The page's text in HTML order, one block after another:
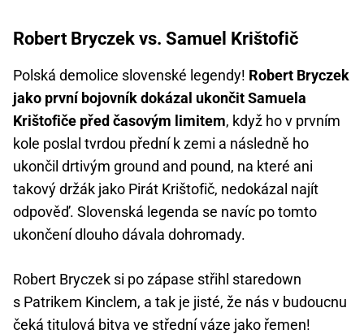
Robert Bryczek vs. Samuel Krištofič
Polská demolice slovenské legendy! Robert Bryczek
jako první bojovník dokázal ukončit Samuela
Krištofiče před časovým limitem, když ho v prvním
kole poslal tvrdou přední k zemi a následně ho
ukončil drtivým ground and pound, na které ani
takový držák jako Pirát Krištofič, nedokázal najít
odpověď. Slovenská legenda se navíc po tomto
ukončení dlouho dávala dohromady.
Robert Bryczek si po zápase střihl staredown
s Patrikem Kinclem, a tak je jisté, že nás v budoucnu
čeká titulová bitva ve střední váze jako řemen!